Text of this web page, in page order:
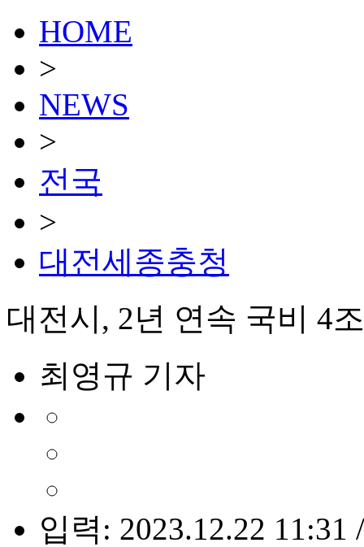
HOME
>
NEWS
>
전국
>
대전세종충청
대전시, 2년 연속 국비 4
최영규 기자
입력: 2023.12.22 11:31